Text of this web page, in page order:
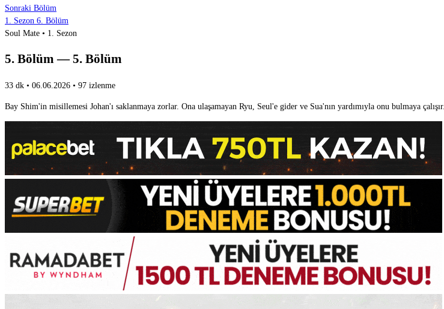
Sonraki Bölüm
1. Sezon 6. Bölüm
Soul Mate • 1. Sezon
5. Bölüm — 5. Bölüm
33 dk • 06.06.2026 • 97 izlenme
Bay Shim'in misillemesi Johan'ı saklanmaya zorlar. Ona ulaşamayan Ryu, Seul'e gider ve Sua'nın yardımıyla onu bulmaya çalışır.